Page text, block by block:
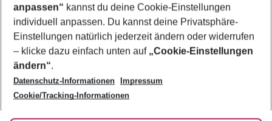
Footer
Footer navigation
Über uns
AGB
Bestpreisgarantie
Cookie-Einstellungen ändern
Cookie-Richtlinie
Agenturbetreuung
Barrierefreies Reisen
Folge uns
anpassen“ kannst du deine Cookie-Einstellungen
individuell anpassen. Du kannst deine Privatsphäre-
Einstellungen natürlich jederzeit ändern oder widerrufen
– klicke dazu einfach unten auf „Cookie-Einstellungen
ändern“.
Datenschutz-Informationen
Impressum
Cookie/Tracking-Informationen